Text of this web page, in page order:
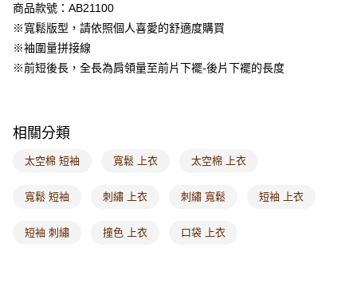
每筆NT$60，滿NT$1,000(含以上)免運費
宅配
每筆NT$120，滿NT$1,000(含以上)免運費
海外配送-歐美地區 查看運費
商品款號：AB21100
※寬鬆版型，請依照個人喜愛的舒適度購買
※袖圍量拼接線
※前短後長，全長為肩領量至前片下襬-後片下襬的長度
相關分類
太空棉 短袖 寬鬆 上衣 太空棉 上衣
寬鬆 短袖 刺繡 上衣 刺繡 寬鬆 短袖 上衣
短袖 刺繡 撞色 上衣 口袋 上衣